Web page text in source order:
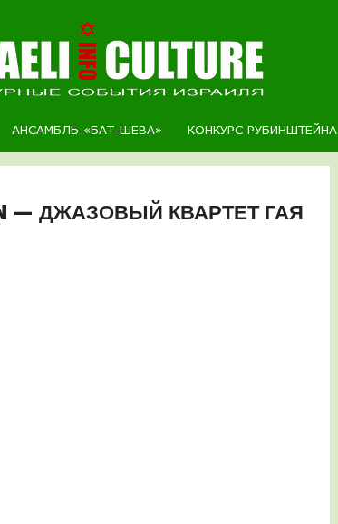
АНСАМБЛЬ «БАТ-ШЕВА» КОНКУРС РУБИНШТЕЙНА
— ДЖАЗОВЫЙ КВАРТЕТ ГАЯ